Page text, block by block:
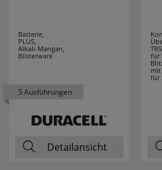
Batterie,
PLUS,
Alkali-Mangan,
Blisterware
5 Ausführungen
Detailansicht
für
mit
für